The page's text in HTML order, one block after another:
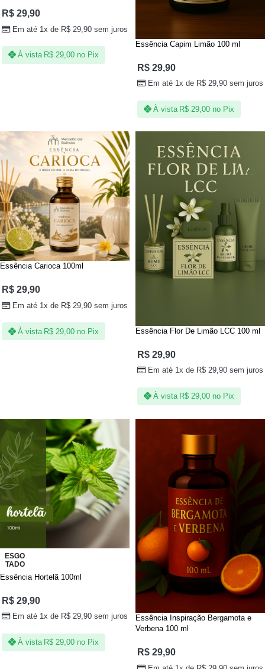
R$29,90
Em até 1x de R$ 29,90 sem juros
À vista R$ 29,00 no Pix
Essência Capim Limão 100 ml
R$29,90
Em até 1x de R$ 29,90 sem juros
À vista R$ 29,00 no Pix
Essência Carioca 100ml
R$29,90
Em até 1x de R$ 29,90 sem juros
À vista R$ 29,00 no Pix Essência Flor De Limão LCC 100 ml
R$29,90
Em até 1x de R$ 29,90 sem juros
À vista R$ 29,00 no Pix
ESGO
TADO
Essência Hortelã 100ml
R$29,90
Em até 1x de R$ 29,90 sem juros
À vista R$ 29,00 no Pix
Essência Inspiração Bergamota e
Verbena 100 ml
R$29,90